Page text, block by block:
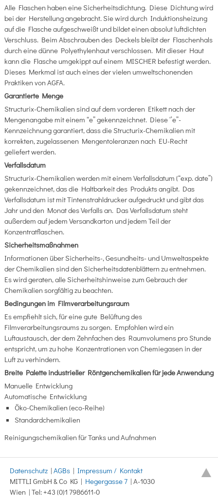
Alle Flaschen haben eine Sicherheitsdichtung. Diese Dichtung wird
bei der Herstellung angebracht. Sie wird durch Induktionsheizung
auf die Flasche aufgeschweißt und bildet einen absolut luftdichten
Verschluss. Beim Abschrauben des Deckels bleibt der Flaschenhals
durch eine dünne Polyethylenhaut verschlossen. Mit dieser Haut
kann die Flasche umgekippt auf einem MISCHER befestigt werden.
Dieses Merkmal ist auch eines der vielen umweltschonenden
Praktiken von AGFA.
Garantierte Menge
Structurix-Chemikalien sind auf dem vorderen Etikett nach der
Mengenangabe mit einem “e” gekennzeichnet. Diese ‘’e”-
Kennzeichnung garantiert, dass die Structurix-Chemikalien mit
korrekten, zugelassenen Mengentoleranzen nach EU-Recht
geliefert werden.
Verfallsdatum
Structurix-Chemikalien werden mit einem Verfallsdatum (“exp. date”)
gekennzeichnet, das die Haltbarkeit des Produkts angibt. Das
Verfallsdatum ist mit Tintenstrahldrucker aufgedruckt und gibt das
Jahr und den Monat des Verfalls an. Das Verfallsdatum steht
außerdem auf jedem Versandkarton und jedem Teil der
Konzentratflaschen.
Sicherheitsmaßnahmen
Informationen über Sicherheits-, Gesundheits- und Umweltaspekte
der Chemikalien sind den Sicherheitsdatenblättern zu entnehmen.
Es wird geraten, alle Sicherheitshinweise zum Gebrauch der
Chemikalien sorgfältig zu beachten.
Bedingungen im Filmverarbeitungsraum
Es empfiehlt sich, für eine gute Belüftung des
Filmverarbeitungsraums zu sorgen. Empfohlen wird ein
Luftaustausch, der dem Zehnfachen des Raumvolumens pro Stunde
entspricht, um zu hohe Konzentrationen von Chemiegasen in der
Luft zu verhindern.
Breite Palette industrieller Röntgenchemikalien für jede Anwendung
Manuelle Entwicklung
Automatische Entwicklung
Öko-Chemikalien (eco-Reihe)
Standardchemikalien
Reinigungschemikalien für Tanks und Aufnahmen
Datenschutz | AGBs | Impressum / Kontakt
MITTLI GmbH & Co KG | Hegergasse 7 | A-1030
Wien | Tel: +43 (0)1 7986611-0